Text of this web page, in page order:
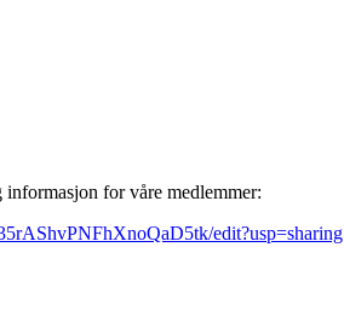
for våre medlemmer:
edit?usp=sharing